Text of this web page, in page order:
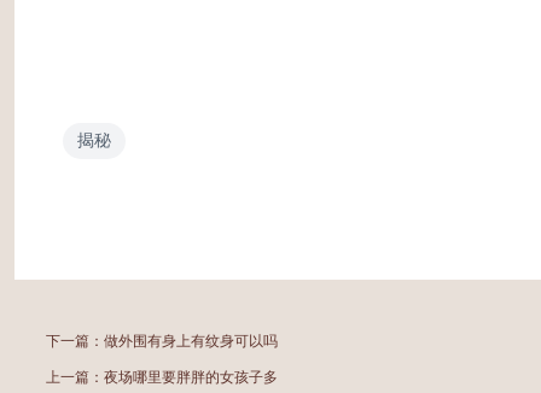
揭秘
下一篇： 做外围有身上有纹身可以吗
上一篇： 夜场哪里要胖胖的女孩子多